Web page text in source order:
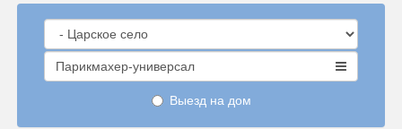
Парикмахер-универсал
Выезд на дом